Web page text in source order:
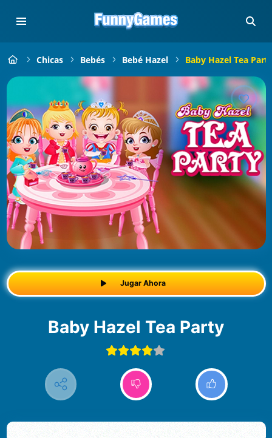
Chicas Bebés Bebé Hazel Baby Hazel Tea
Jugar Ahora
Baby Hazel Tea Party